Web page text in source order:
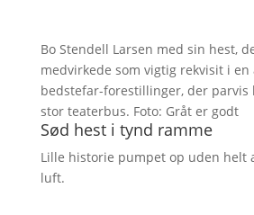
Bo Stendell Larsen med sin hest,
medvirkede som vigtig rekvisit i en
bedstefar-forestillinger, der parvis
stor teaterbus. Foto: Gråt er godt
Sød hest i tynd ramme
Lille historie pumpet op uden helt
luft.